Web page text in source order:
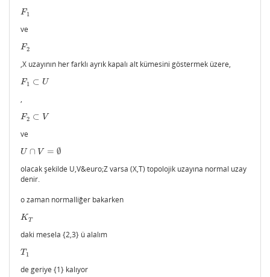
F1
F1
ve
F2
F2
,X uzayının her farklı ayrık kapalı alt kümesini göstermek üzere,
F1 ⊂ U
F1 ⊂U
,
F2 ⊂ V
F 2⊂ V
ve
U ∩ V = ∅
U∩V= ∅
olacak şekilde U,V&euro;Z varsa (X,T) topolojik uzayına normal uzay
denir.
o zaman normalliğer bakarken
K T
KT
daki mesela {2,3} ü alalım
T 1
T1
de geriye {1} kalıyor